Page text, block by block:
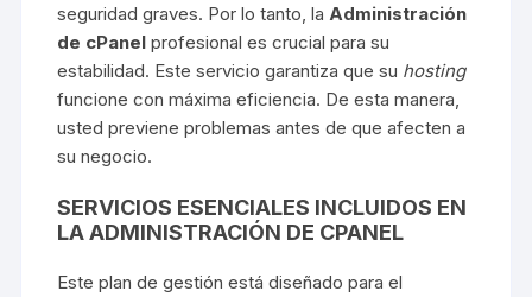
seguridad graves. Por lo tanto, la Administración
de cPanel profesional es crucial para su
estabilidad. Este servicio garantiza que su hosting
funcione con máxima eficiencia. De esta manera,
usted previene problemas antes de que afecten a
su negocio.
SERVICIOS ESENCIALES INCLUIDOS EN
LA ADMINISTRACIÓN DE CPANEL
Este plan de gestión está diseñado para el